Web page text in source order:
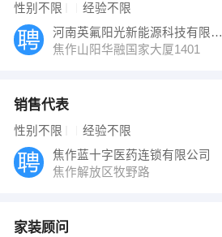
性别不限 经验不限
河南英氟阳光新能源科技有限公司
焦作山阳华融国家大厦1401
销售代表
性别不限 经验不限
焦作蓝十字医药连锁有限公司
焦作解放区牧野路
家装顾问